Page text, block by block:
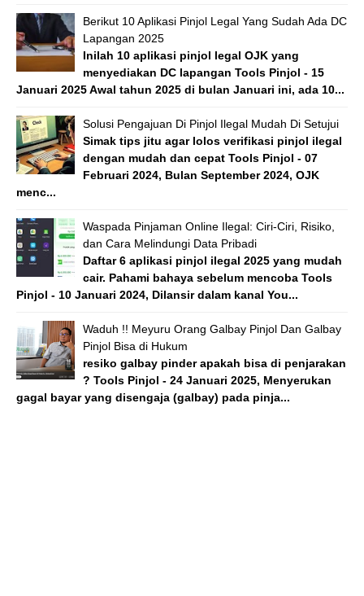
Berikut 10 Aplikasi Pinjol Legal Yang Sudah Ada DC
Lapangan 2025
Inilah 10 aplikasi pinjol legal OJK yang
menyediakan DC lapangan Tools Pinjol - 15
Januari 2025 Awal tahun 2025 di bulan Januari ini, ada 10...
Solusi Pengajuan Di Pinjol Ilegal Mudah Di Setujui
Simak tips jitu agar lolos verifikasi pinjol ilegal
dengan mudah dan cepat Tools Pinjol - 07
Februari 2024, Bulan September 2024, OJK
menc...
Waspada Pinjaman Online Ilegal: Ciri-Ciri, Risiko,
dan Cara Melindungi Data Pribadi
Daftar 6 aplikasi pinjol ilegal 2025 yang mudah
cair. Pahami bahaya sebelum mencoba Tools
Pinjol - 10 Januari 2024, Dilansir dalam kanal You...
Waduh !! Meyuru Orang Galbay Pinjol Dan Galbay
Pinjol Bisa di Hukum
resiko galbay pinder apakah bisa di penjarakan
? Tools Pinjol - 24 Januari 2025, Menyerukan
gagal bayar yang disengaja (galbay) pada pinja...